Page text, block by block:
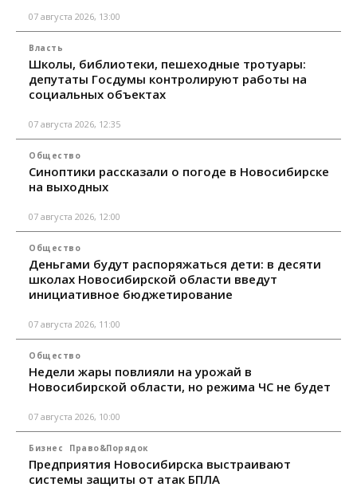
07 августа 2026, 13:00
Власть
Школы, библиотеки, пешеходные тротуары:
депутаты Госдумы контролируют работы на
социальных объектах
07 августа 2026, 12:35
Общество
Синоптики рассказали о погоде в Новосибирске
на выходных
07 августа 2026, 12:00
Общество
Деньгами будут распоряжаться дети: в десяти
школах Новосибирской области введут
инициативное бюджетирование
07 августа 2026, 11:00
Общество
Недели жары повлияли на урожай в
Новосибирской области, но режима ЧС не будет
07 августа 2026, 10:00
Бизнес Право&Порядок
Предприятия Новосибирска выстраивают
системы защиты от атак БПЛА